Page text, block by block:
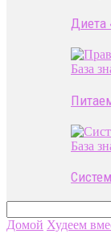
Диета
База
База
Домой Худеем